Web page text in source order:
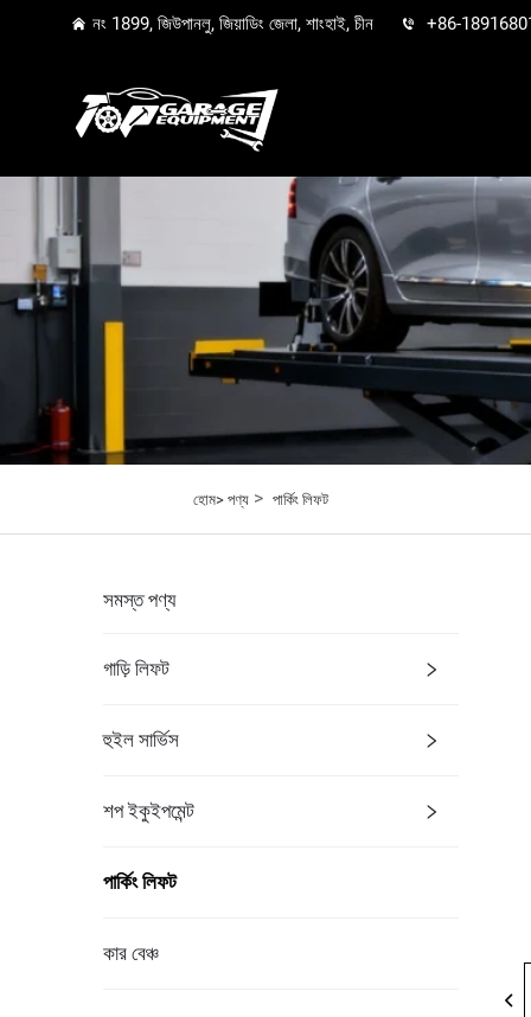
নং 1899, জিউপানলু, জিয়াডিং জেলা, শাংহাই, চীন +86-
হোম> পণ্য> পার্কিং লিফট
সমস্ত পণ্য
গাড়ি লিফট
হুইল সার্ভিস
শপ ইকুইপমেন্ট
পার্কিং লিফট
কার বেঞ্চ